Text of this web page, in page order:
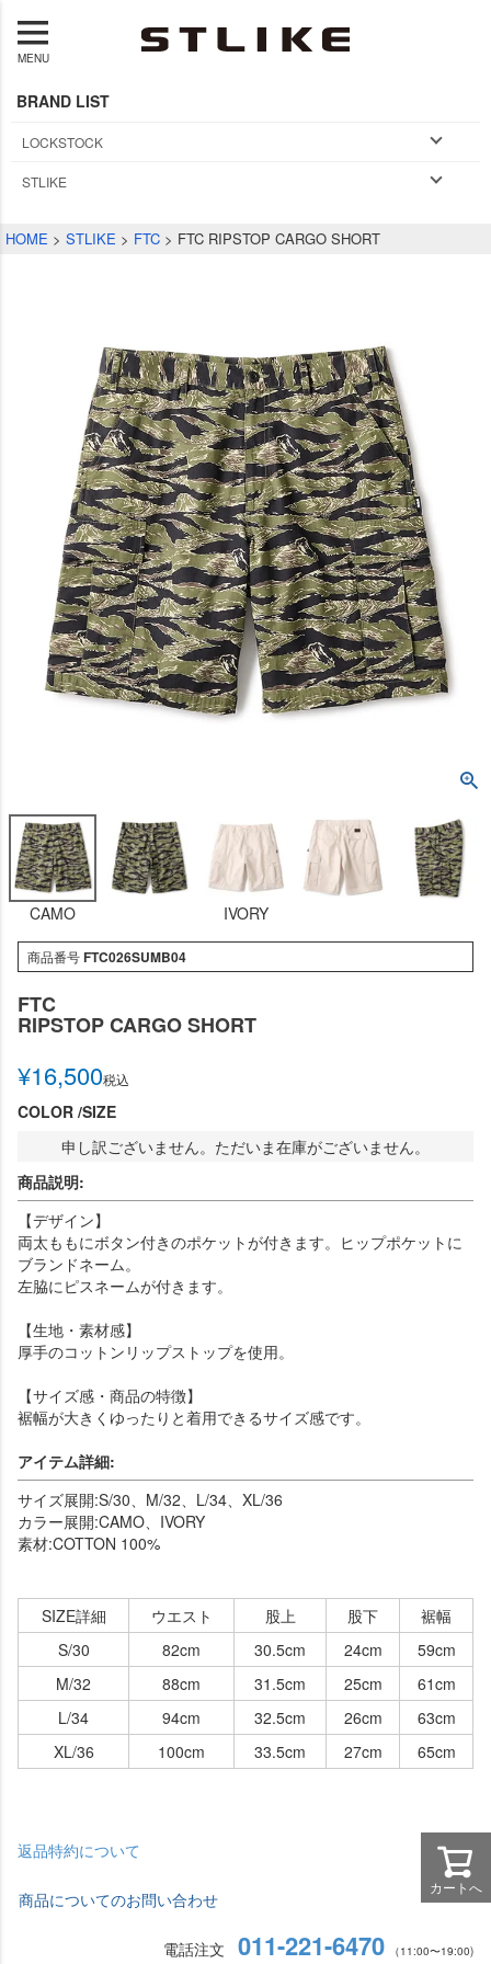
MENU
BRAND LIST
LOCKSTOCK
STLIKE
HOME STLIKE FTC FTC RIPSTOP CARGO SHORT
CAMO IVORY
商品番号FTC026SUMB04
FTC
RIPSTOP CARGO SHORT
¥16,500税込
COLOR SIZE
申し訳ございません。ただいま在庫がございません。
商品説明:
【デザイン】
両太ももにボタン付きのポケットが付きます。ヒップポケットに
ブランドネーム。
左脇にピスネームが付きます。
【生地・素材感】
厚手のコットンリップストップを使用。
【サイズ感・商品の特徴】
裾幅が大きくゆったりと着用できるサイズ感です。
アイテム詳細:
サイズ展開:S/30、M/32、L/34、XL/36
カラー展開:CAMO、IVORY
素材:COTTON 100%
SIZE詳細 ウエスト 股上 股下
裾幅
S/30
82cm 30.5cm 24cm
59cm
M/32
88cm 31.5cm 25cm
61cm
L/34
94cm 32.5cm 26cm
63cm
XL/36
100cm 33.5cm 27cm 65cm
返品特約について
商品についてのお問い合わせ
電話注文 011-221-6470 （11:00〜19:00)
カートへ